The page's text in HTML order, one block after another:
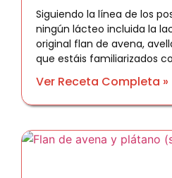
Siguiendo la línea de los
ningún lácteo incluida la
original flan de avena,
que estáis familiarizados
Ver Receta Completa »